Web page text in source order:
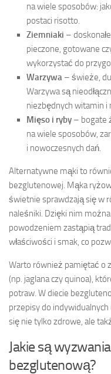
na wiele sposobów:
postaci risotto.
Ziemniaki –
pieczone, gotowane
wykorzystać do
Warzywa – świeże,
Warzywa są
niezbędnych witamin i
Mięso i ryby – bogate
na wiele sposobów,
i nowoczesnych dań.
Alternatywne mąki to
bezglutenowej. Mąka
świetnie sprawdzają się w
naleśniki. Dzięki nim
powodzeniem zastąpią
właściwości i smak, co
Warto również pamiętać o
(np. jaglana czy quinoa),
potraw. W diecie
przepisy do
się nie tylko zdrowe, ale
Jakie są
bezglutenową?